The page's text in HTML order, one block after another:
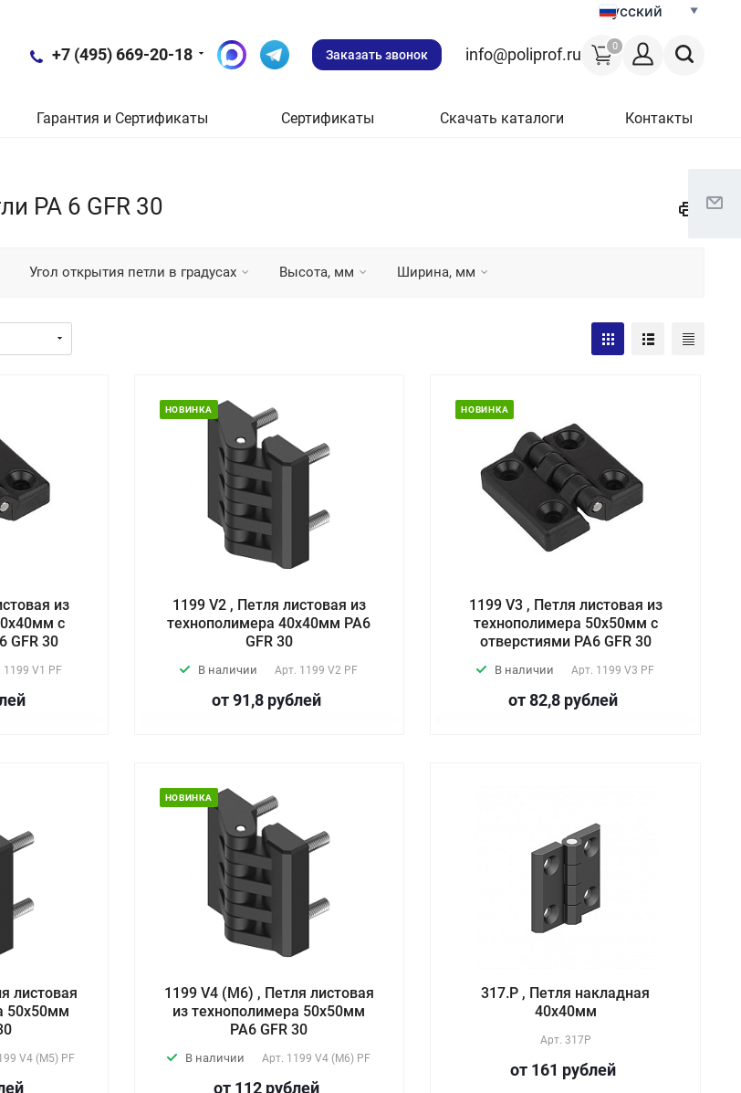
Русский
0
+7 (495) 669-20-18 Заказать звонок info@poliprof.ru
Гарантия и Сертификаты Сертификаты Скачать каталоги Контакты
PA 6 GFR 30
Угол открытия петли в градусах Высота, мм Ширина, мм
из
с
GFR 30
1199 V1 PF
НОВИНКА
1199 V2 , Петля листовая из
технополимера 40х40мм PA6
GFR 30
В наличии Арт. 1199 V2 PF
от 91,8 рублей
НОВИНКА
1199 V3 , Петля листовая из
технополимера 50х50мм с
отверстиями PA6 GFR 30
В наличии Арт. 1199 V3 PF
от 82,8 рублей
листовая
50х50мм
V4 (М5) PF
НОВИНКА
1199 V4 (М6) , Петля листовая
из технополимера 50х50мм
PA6 GFR 30
В наличии Арт. 1199 V4 (М6) PF
от 112 рублей
317.P , Петля накладная
40х40мм
Арт. 317P
от 161 рублей